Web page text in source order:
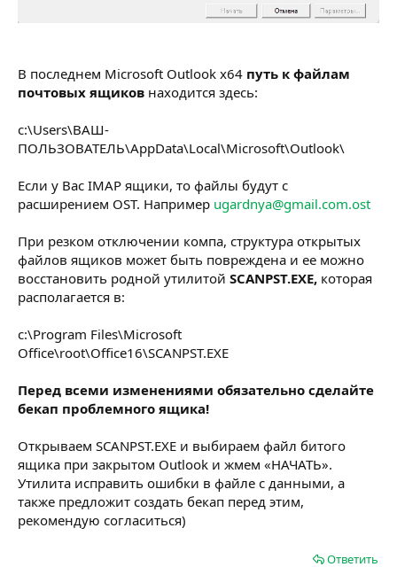
В последнем Microsoft Outlook x64 путь к файлам
почтовых ящиков находится здесь:
c:\Users\ВАШ-
ПОЛЬЗОВАТЕЛЬ\AppData\Local\Microsoft\Outlook\
Если у Вас IMAP ящики, то файлы будут с
расширением OST. Например ugardnya@gmail.com.ost
При резком отключении компа, структура открытых
файлов ящиков может быть повреждена и ее можно
восстановить родной утилитой SCANPST.EXE, которая
располагается в:
c:\Program Files\Microsoft
Office\root\Office16\SCANPST.EXE
Перед всеми изменениями обязательно сделайте
бекап проблемного ящика!
Открываем SCANPST.EXE и выбираем файл битого
ящика при закрытом Outlook и жмем «НАЧАТЬ».
Утилита исправить ошибки в файле с данными, а
также предложит создать бекап перед этим,
рекомендую согласиться)
Ответить